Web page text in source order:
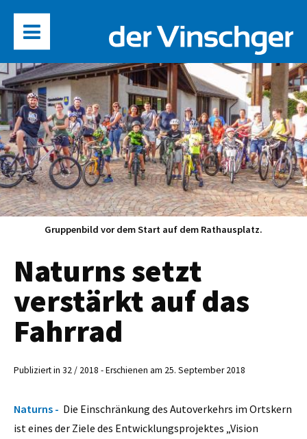
Gruppenbild vor dem Start auf dem Rathausplatz.
Naturns setzt
verstärkt auf das
Fahrrad
Publiziert in 32 / 2018 - Erschienen am 25. September 2018
Naturns - Die Einschränkung des Autoverkehrs im Ortskern
ist eines der Ziele des Entwicklungsprojektes „Vision